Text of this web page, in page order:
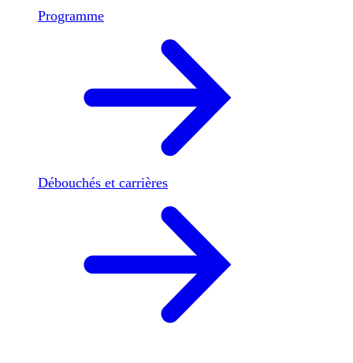
Programme
Débouchés et carrières